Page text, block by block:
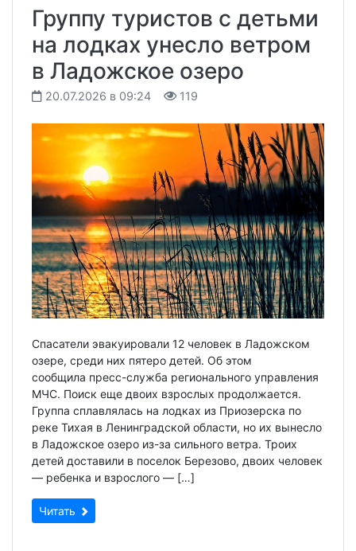
Группу туристов с детьми
на лодках унесло ветром
в Ладожское озеро
20.07.2026 в 09:24 119
Спасатели эвакуировали 12 человек в Ладожском
озере, среди них пятеро детей. Об этом
сообщила пресс-служба регионального управления
МЧС. Поиск еще двоих взрослых продолжается.
Группа сплавлялась на лодках из Приозерска по
реке Тихая в Ленинградской области, но их вынесло
в Ладожское озеро из-за сильного ветра. Троих
детей доставили в поселок Березово, двоих человек
— ребенка и взрослого — […]
Читать